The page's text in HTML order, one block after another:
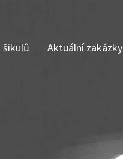
šikulů Aktuální zakázky